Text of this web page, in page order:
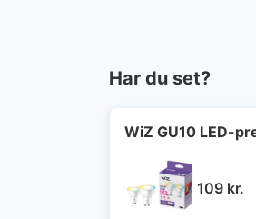
Har du set?
WiZ GU10 LED-
109 kr.